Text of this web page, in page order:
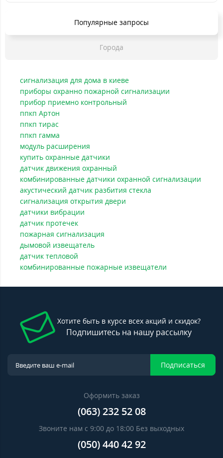
Популярные запросы
Города
сигнализация для дома в киеве
приборы охранно пожарной сигнализации
прибор приемно контрольный
ппкп Артон
ппкп тирас
ппкп гамма
модуль расширения
купить охранные датчики
датчик движения охранный
комбинированные датчики охранной сигнализации
акустический датчик разбития стекла
сигнализация открытия двери
датчики вибрации
датчик протечек
пожарная сигнализация
дымовой извещатель
датчик тепловой
комбинированные пожарные извещатели
Хотите быть в курсе всех акций и скидок?
Подпишитесь на нашу рассылку
Подписаться
Оформить заказ
(063) 232 52 08
Звоните нам с 9:00 до 18:00 Без выходных
(050) 440 42 92